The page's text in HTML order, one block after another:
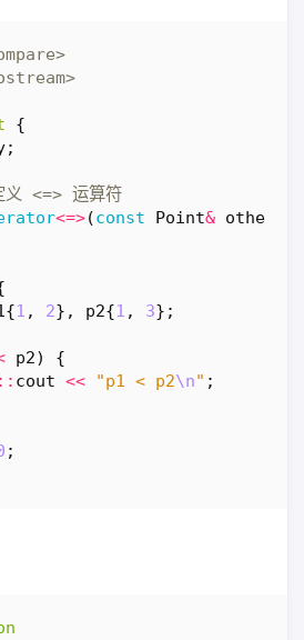
{
;
<=>(const Point& other
{1 , 2}, p2{1 , 3};
p2)
{
:: cout << "p1 < p2\n" ;
;